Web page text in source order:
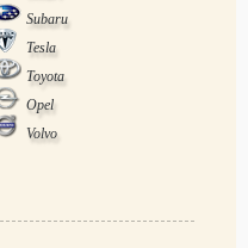
Subaru
Tesla
Toyota
Opel
Volvo